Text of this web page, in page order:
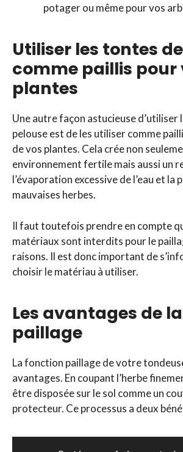
potager ou même pour vos
Utiliser les tontes
comme paillis pour
plantes
Une autre façon astucieuse d’utiliser
pelouse est de les utiliser comme
de vos plantes. Cela crée non
environnement fertile mais aussi un
l’évaporation excessive de l’eau et
mauvaises herbes.
Il faut toutefois prendre en compte
matériaux sont interdits pour le
raisons. Il est donc important de
choisir le matériau à utiliser.
Les avantages de
paillage
La fonction paillage de votre
avantages. En coupant l’herbe
être disposée sur le sol comme un
protecteur. Ce processus a deux